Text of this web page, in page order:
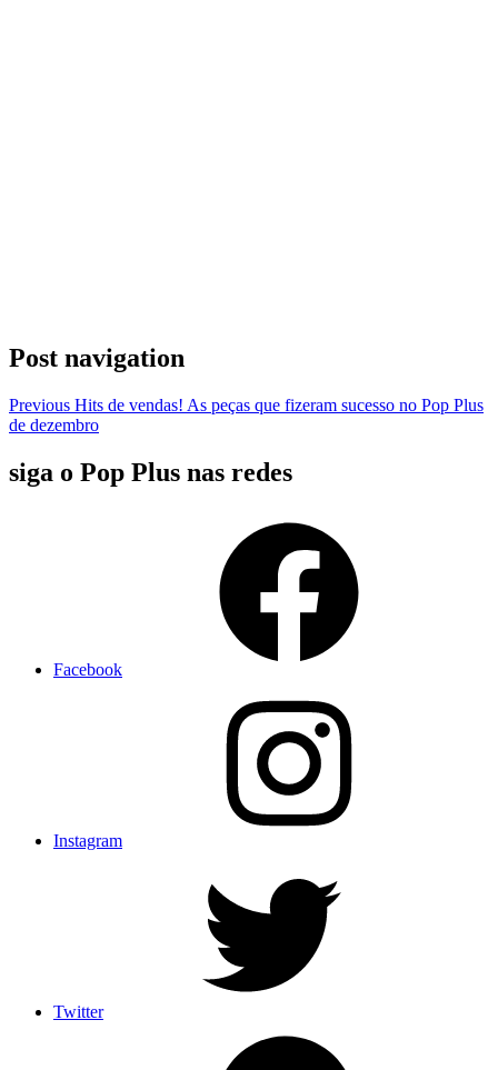
Post navigation
Previous Hits de vendas! As peças que fizeram sucesso no Pop Plus
de dezembro
siga o Pop Plus nas redes
Facebook
Instagram
Twitter